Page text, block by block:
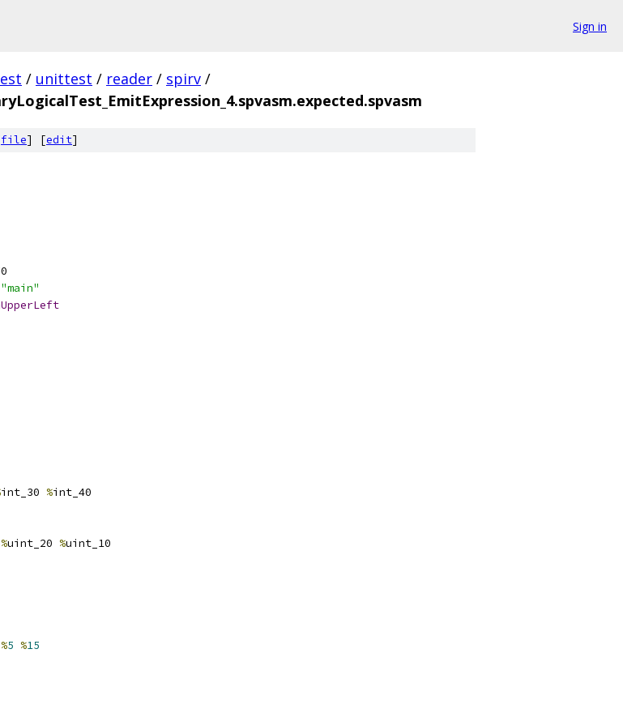
Sign in
/ unittest / reader / spirv /
file] [edit]
"main"
int_30 %int_40
%uint_20 %uint_10
%5 %15